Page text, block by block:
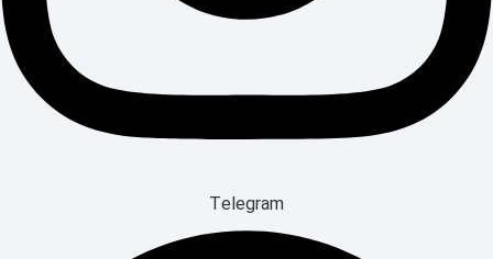
Telegram